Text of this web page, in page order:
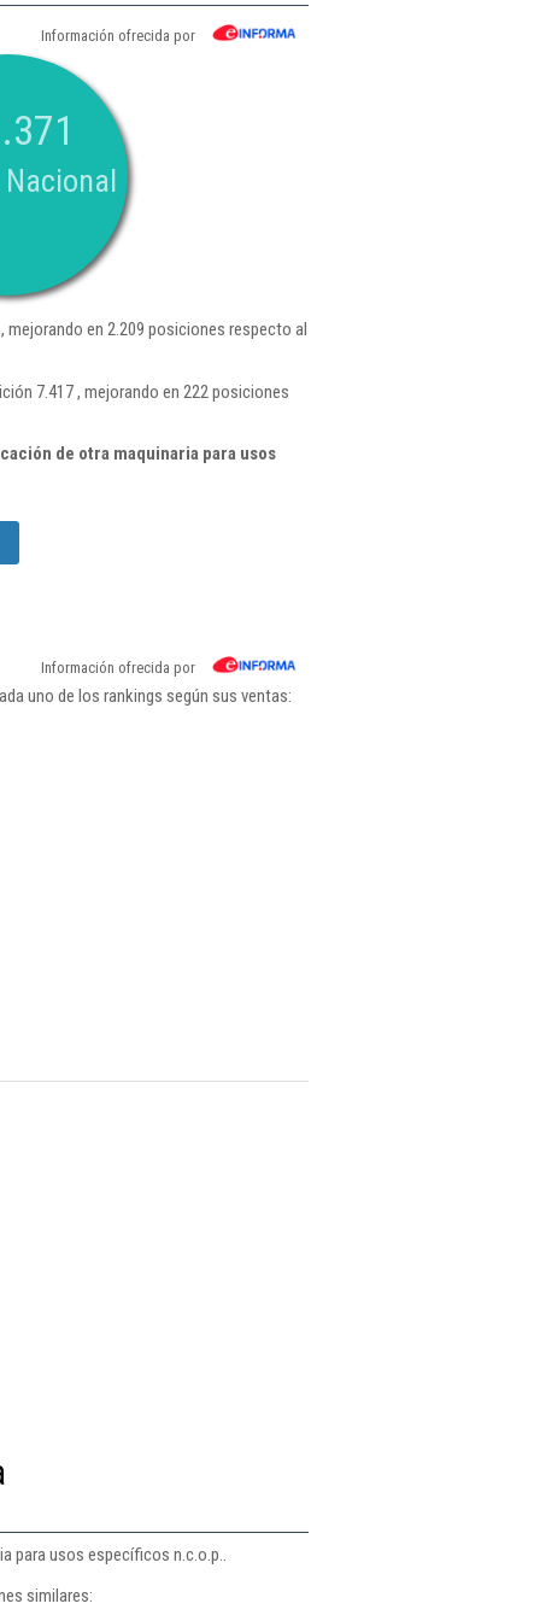
Información ofrecida por
mejorando en 2.209 posiciones respecto al
7.417 , mejorando en 222 posiciones
de otra maquinaria para usos
Información ofrecida por
uno de los rankings según sus ventas:
para usos específicos n.c.o.p..
similares: